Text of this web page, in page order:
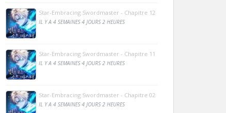
Star-Embracing Swordmaster - Chapitre 12
IL Y A 4 SEMAINES 4 JOURS 2 HEURES
Star-Embracing Swordmaster - Chapitre 11
IL Y A 4 SEMAINES 4 JOURS 2 HEURES
Star-Embracing Swordmaster - Chapitre 02
IL Y A 4 SEMAINES 4 JOURS 2 HEURES